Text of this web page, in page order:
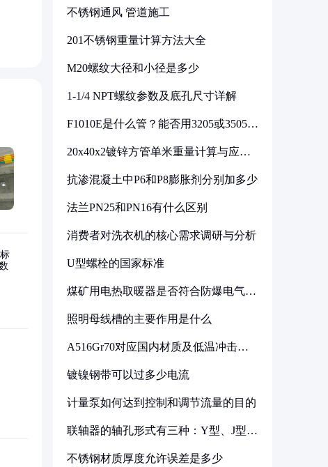
不锈钢通风 管道施工
201不锈钢重量计算方法大全
M20螺纹大径和小径是多少
1-1/4 NPT螺纹参数及底孔尺寸详解
F1010E是什么管？能否用3205或3505代
20x40x2镀锌方管单米重量计算与应用
抗渗混凝土中P6和P8膨胀剂分别加多少
法兰PN25和PN16有什么区别
消费者对洗衣机的核心需求调研与分析
U型螺栓的国家标准
煤矿用电热取暖器是否符合防爆电气设
照明母线槽的主要作用是什么
A516Gr70对应国内材质及低温冲击要
镀镍钢带可以过多少电流
计量泵如何达到控制和调节流量的目的
联轴器的轴孔形式有三种：Y型、J型、
不锈钢材质厚度允许误差是多少